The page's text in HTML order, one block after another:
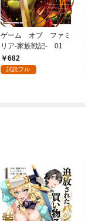
ゲーム オブ ファミ
リア-家族戦記- 01
682
試読フル